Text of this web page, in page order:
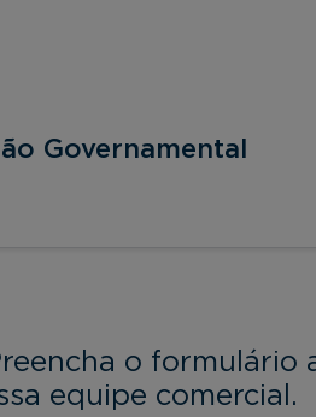
Governamental
o formulário
equipe comercial.